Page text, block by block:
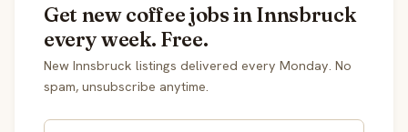
Get new coffee jobs in Innsbruck
every week. Free.
New Innsbruck listings delivered every Monday. No
spam, unsubscribe anytime.